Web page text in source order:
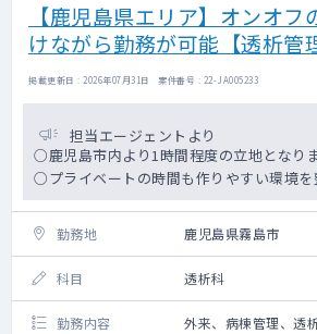
【鹿児島県エリア】オンオフ
けながら勤務が可能【透析管
掲載更新日 : 2026年07月31日 案件番号 : 22-JA005233
担当エージェントより
○鹿児島市内より1時間程度の立地となりま
○プライベートの時間も作りやすい環境を
勤務地 鹿児島県霧島市
科目 透析科
勤務内容 外来、病棟管理、透